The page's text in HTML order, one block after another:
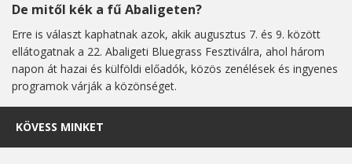
De mitől kék a fű Abaligeten?
Erre is választ kaphatnak azok, akik augusztus 7. és 9. között
ellátogatnak a 22. Abaligeti Bluegrass Fesztiválra, ahol három
napon át hazai és külföldi előadók, közös zenélések és ingyenes
programok várják a közönséget.
KÖVESS MINKET